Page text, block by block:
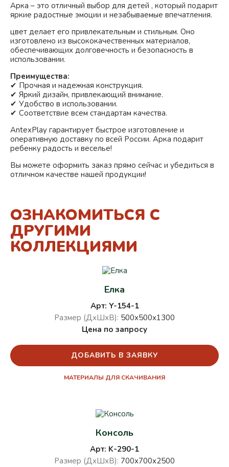
Арка – это отличный выбор для детей , который подарит
яркие радостные эмоции и незабываемые впечатления.
цвет делает его привлекательным и стильным. Оно
изготовлено из высококачественных материалов,
обеспечивающих долговечность и безопасность в
использовании.
Преимущества:
✔ Прочная и надежная конструкция.
✔ Яркий дизайн, привлекающий внимание.
✔ Удобство в использовании.
✔ Соответствие всем стандартам качества.
AntexPlay гарантирует быстрое изготовление и
оперативную доставку по всей России. Арка подарит
ребенку радость и веселье!
Вы можете оформить заказ прямо сейчас и убедиться в
отличном качестве нашей продукции!
ОЗНАКОМИТЬСЯ С
ДРУГИМИ
КОЛЛЕКЦИЯМИ
Елка
Арт: Y-154-1
Размер (ДхШхВ): 500х500х1300
Цена по запросу
ДОБАВИТЬ В ЗАЯВКУ
МАТЕРИАЛЫ ДЛЯ СКАЧИВАНИЯ
Консоль
Арт: K-290-1
Размер (ДхШхВ): 700х700х2500